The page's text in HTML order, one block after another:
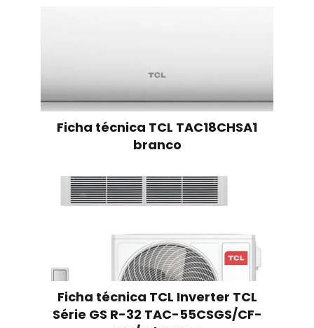
Ficha técnica TCL TAC18CHSA1
branco
Ficha técnica TCL Inverter TCL
Série GS R-32 TAC-55CSGS/CF-